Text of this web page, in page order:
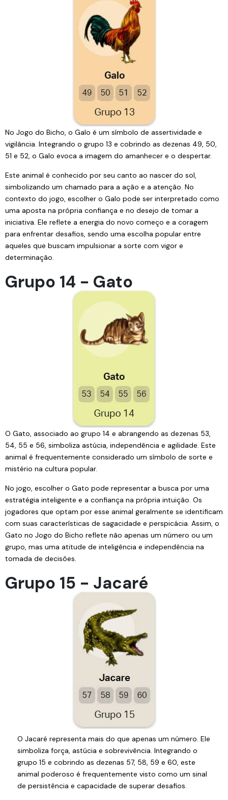
No Jogo do Bicho, o Galo é um símbolo de assertividade e
vigilância. Integrando o grupo 13 e cobrindo as dezenas 49, 50,
51 e 52, o Galo evoca a imagem do amanhecer e o despertar.
Este animal é conhecido por seu canto ao nascer do sol,
simbolizando um chamado para a ação e a atenção. No
contexto do jogo, escolher o Galo pode ser interpretado como
uma aposta na própria confiança e no desejo de tomar a
iniciativa. Ele reflete a energia do novo começo e a coragem
para enfrentar desafios, sendo uma escolha popular entre
aqueles que buscam impulsionar a sorte com vigor e
determinação.
Grupo 14 - Gato
O Gato, associado ao grupo 14 e abrangendo as dezenas 53,
54, 55 e 56, simboliza astúcia, independência e agilidade. Este
animal é frequentemente considerado um símbolo de sorte e
mistério na cultura popular.
No jogo, escolher o Gato pode representar a busca por uma
estratégia inteligente e a confiança na própria intuição. Os
jogadores que optam por esse animal geralmente se identificam
com suas características de sagacidade e perspicácia. Assim, o
Gato no Jogo do Bicho reflete não apenas um número ou um
grupo, mas uma atitude de inteligência e independência na
tomada de decisões.
Grupo 15 - Jacaré
O Jacaré representa mais do que apenas um número. Ele
simboliza força, astúcia e sobrevivência. Integrando o
grupo 15 e cobrindo as dezenas 57, 58, 59 e 60, este
animal poderoso é frequentemente visto como um sinal
de persistência e capacidade de superar desafios.